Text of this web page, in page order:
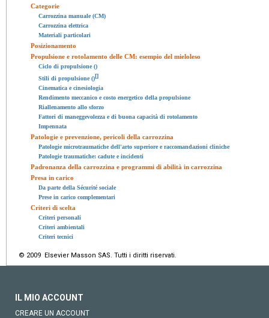
Categorie
Carrozzina manuale (CM)
Carrozzina elettrica
Materiali particolari
Posizionamento
Propulsione e rotolamento delle CM: esempio del mieloleso
Ciclo di propulsione ()
Stili di propulsione ()[]
Cinematica e cinesiologia
Rendimento meccanico e costo energetico della propulsione
Riallenamento allo sforzo
Fattori di maneggevolezza e di buona capacità di rotolamento
Impennata
Patologie e prevenzione, pericoli della carrozzina
Patologie microtraumatiche dell'arto superiore e raccomandazioni cliniche
Patologie traumatiche: cadute e incidenti
Padronanza della carrozzina e programmi di abilità in carrozzina
Presa in carico
Da parte della Sécurité sociale
Prese in carico complementari
Criteri di scelta
Criteri personali
Criteri ambientali
Criteri tecnici
© 2009 Elsevier Masson SAS. Tutti i diritti riservati.
IL MIO ACCOUNT
CREARE UN ACCOUNT